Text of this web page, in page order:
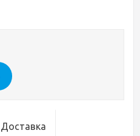
Доставка